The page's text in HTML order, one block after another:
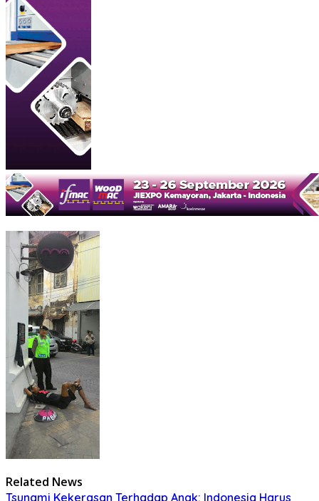
Related News
Tsunami Kekerasan Terhadap Anak: Indonesia Harus